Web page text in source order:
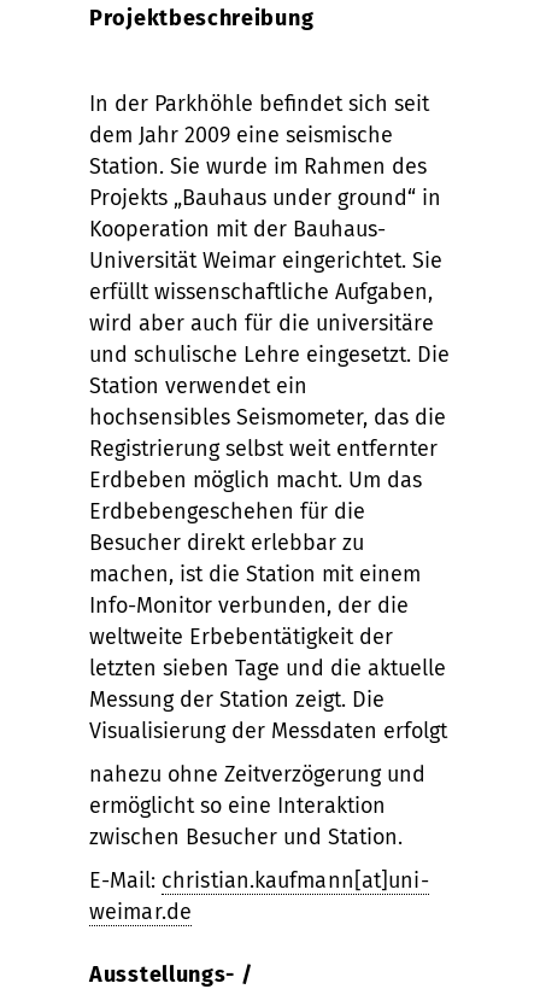
Projektbeschreibung
In der Parkhöhle befindet sich seit
dem Jahr 2009 eine seismische
Station. Sie wurde im Rahmen des
Projekts „Bauhaus under ground“ in
Kooperation mit der Bauhaus-
Universität Weimar eingerichtet. Sie
erfüllt wissenschaftliche Aufgaben,
wird aber auch für die universitäre
und schulische Lehre eingesetzt. Die
Station verwendet ein
hochsensibles Seismometer, das die
Registrierung selbst weit entfernter
Erdbeben möglich macht. Um das
Erdbebengeschehen für die
Besucher direkt erlebbar zu
machen, ist die Station mit einem
Info-Monitor verbunden, der die
weltweite Erbebentätigkeit der
letzten sieben Tage und die aktuelle
Messung der Station zeigt. Die
Visualisierung der Messdaten erfolgt
nahezu ohne Zeitverzögerung und
ermöglicht so eine Interaktion
zwischen Besucher und Station.
E-Mail: christian.kaufmann[at]uni-
weimar.de
Ausstellungs- /